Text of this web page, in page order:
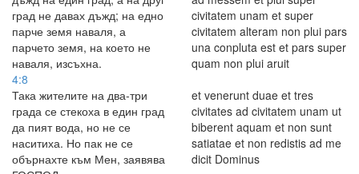
град не давах дъжд; на едно
парче земя наваля, а
парчето земя, на което не
наваля, изсъхна.
civitatem unam et super
civitatem alteram non plui pars
una conpluta est et pars super
quam non plui aruit
4:8
Така жителите на два-три
града се стекоха в един град
да пият вода, но не се
наситиха. Но пак не се
обърнахте към Мен, заявява
et venerunt duae et tres
civitates ad civitatem unam ut
biberent aquam et non sunt
satiatae et non redistis ad me
dicit Dominus